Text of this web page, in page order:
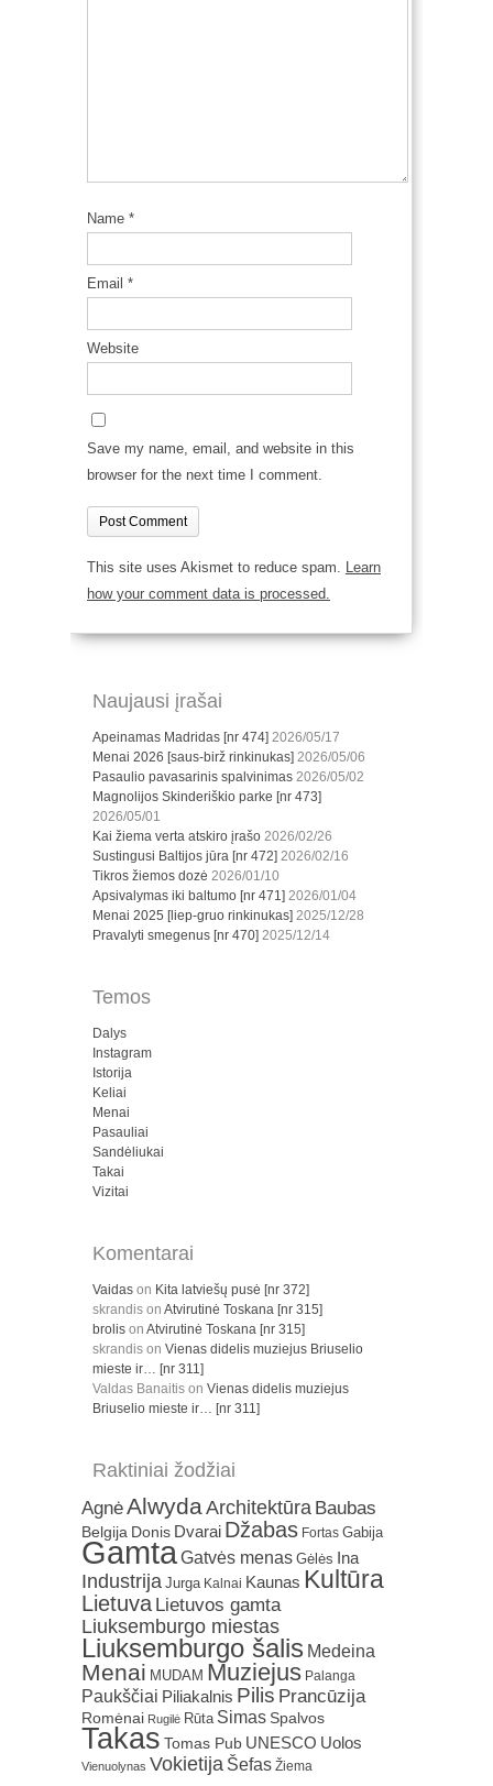
Name *
Email *
Website
Save my name, email, and website in this
browser for the next time I comment.
This site uses Akismet to reduce spam. Learn
how your comment data is processed.
Naujausi įrašai
Apeinamas Madridas [nr 474] 2026/05/17
Menai 2026 [saus-birž rinkinukas] 2026/05/06
Pasaulio pavasarinis spalvinimas 2026/05/02
Magnolijos Skinderiškio parke [nr 473]
2026/05/01
Kai žiema verta atskiro įrašo 2026/02/26
Sustingusi Baltijos jūra [nr 472] 2026/02/16
Tikros žiemos dozė 2026/01/10
Apsivalymas iki baltumo [nr 471] 2026/01/04
Menai 2025 [liep-gruo rinkinukas] 2025/12/28
Pravalyti smegenus [nr 470] 2025/12/14
Temos
Dalys
Instagram
Istorija
Keliai
Menai
Pasauliai
Sandėliukai
Takai
Vizitai
Komentarai
Vaidas on Kita latviešų pusė [nr 372]
skrandis on Atvirutinė Toskana [nr 315]
brolis on Atvirutinė Toskana [nr 315]
skrandis on Vienas didelis muziejus Briuselio
mieste ir… [nr 311]
Valdas Banaitis on Vienas didelis muziejus
Briuselio mieste ir… [nr 311]
Raktiniai žodžiai
AgnėAlwydaArchitektūra Baubas
Belgija Donis Dvarai Džabas Fortas Gabija
GamtaGatvės menas Gėlės Ina
Industrija Jurga Kalnai Kaunas Kultūra
Lietuva Lietuvos gamta
Liuksemburgo miestas
Liuksemburgo šalis Medeina
Menai MUDAM Muziejus Palanga
Paukščiai Piliakalnis Pilis Prancūzija
Romėnai Rugilė Rūta Simas Spalvos
Takas Tomas Pub UNESCO Uolos
Vienuolynas Vokietija Šefas Žiema